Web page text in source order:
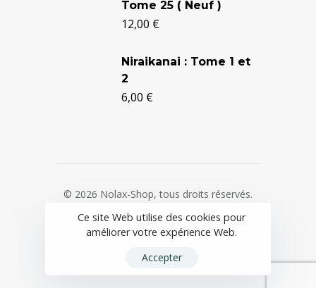
Tome 25 ( Neuf )
12,00 €
Niraikanai : Tome 1 et
2
6,00 €
© 2026 Nolax-Shop, tous droits réservés.
Mentions légales/CGV/Politique de
confidentialité
Ce site Web utilise des cookies pour
améliorer votre expérience Web.
Accepter